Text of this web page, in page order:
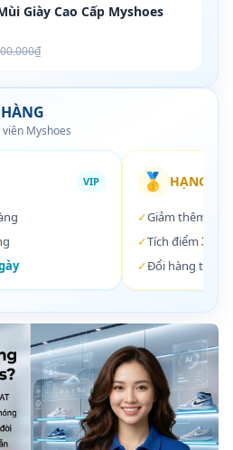
Giày Cao Cấp Myshoes
Myshoes
VIP 🥇 HẠNG
✓Giảm thêm
✓Tích điểm 3%
✓Đổi hàng trong